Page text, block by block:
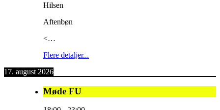
Hilsen
Aftenbøn
<…
Flere detaljer...
17. august 2026
Møde FU